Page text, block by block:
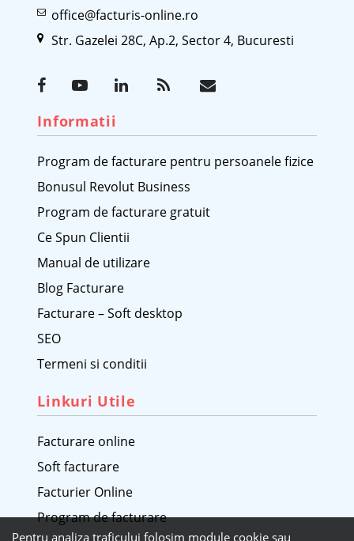
office@facturis-online.ro
Str. Gazelei 28C, Ap.2, Sector 4, Bucuresti
Informatii
Program de facturare pentru persoanele fizice
Bonusul Revolut Business
Program de facturare gratuit
Ce Spun Clientii
Manual de utilizare
Blog Facturare
Facturare – Soft desktop
SEO
Termeni si conditii
Linkuri Utile
Facturare online
Soft facturare
Facturier Online
Program de facturare
Pentru analiza traficului folosim module cookie sau